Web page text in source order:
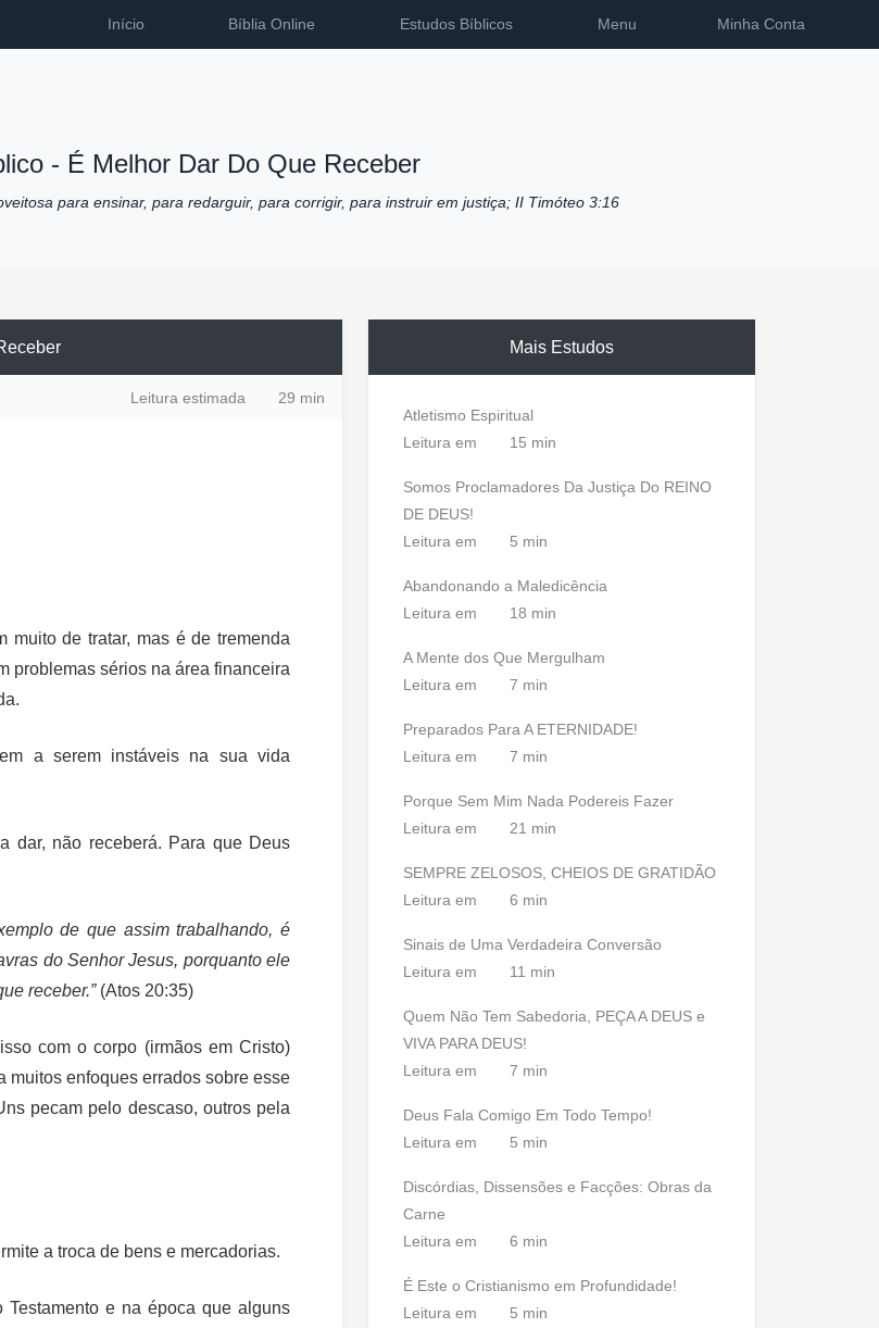
Início Bíblia Online Estudos Bíblicos Menu Minha Conta
- É Melhor Dar Do Que Receber
para ensinar, para redarguir, para corrigir, para instruir em justiça; II Timóteo 3:16
Leitura estimada 29 min
muito de tratar, mas é de tremenda
problemas sérios na área financeira
a serem instáveis na sua vida
dar, não receberá. Para que Deus
de que assim trabalhando, é
do Senhor Jesus, porquanto ele
receber.”(Atos 20:35)
com o corpo (irmãos em Cristo)
muitos enfoques errados sobre esse
pecam pelo descaso, outros pela
a troca de bens e mercadorias.
e na época que alguns
Mais Estudos
Atletismo Espiritual
Leitura em
15 min
Somos Proclamadores Da Justiça Do REINO
DE DEUS!
Leitura em
5 min
Abandonando a Maledicência
Leitura em
18 min
A Mente dos Que Mergulham
Leitura em
7 min
Preparados Para A ETERNIDADE!
Leitura em
7 min
Porque Sem Mim Nada Podereis Fazer
Leitura em
21 min
SEMPRE ZELOSOS, CHEIOS DE GRATIDÃO
Leitura em
6 min
Sinais de Uma Verdadeira Conversão
Leitura em
11 min
Quem Não Tem Sabedoria, PEÇA A DEUS e
VIVA PARA DEUS!
Leitura em
7 min
Deus Fala Comigo Em Todo Tempo!
Leitura em
5 min
Discórdias, Dissensões e Facções: Obras da
Carne
Leitura em
6 min
É Este o Cristianismo em Profundidade!
Leitura em
5 min